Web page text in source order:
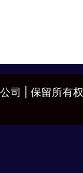
司 | 保留所有权